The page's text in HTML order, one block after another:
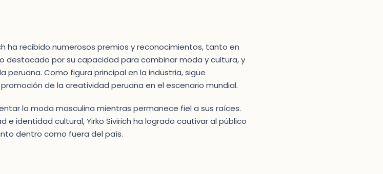
ha recibido numerosos premios y reconocimientos, tanto en
destacado por su capacidad para combinar moda y cultura, y
Como figura principal en la industria, sigue
de la creatividad peruana en el escenario mundial.
la moda masculina mientras permanece fiel a sus raíces.
e identidad cultural, Yirko Sivirich ha logrado cautivar al público
dentro como fuera del país.